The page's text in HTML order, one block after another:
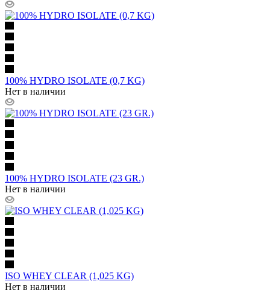
100% HYDRO ISOLATE (0,7 KG)
Нет в наличии
100% HYDRO ISOLATE (23 GR.)
Нет в наличии
ISO WHEY CLEAR (1,025 KG)
Нет в наличии